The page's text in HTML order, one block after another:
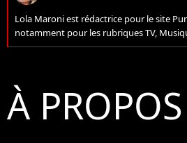
Lola Maroni est rédactrice pour le site
notamment pour les rubriques TV,
À